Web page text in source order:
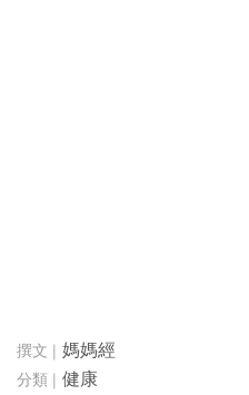
媽媽經
健康